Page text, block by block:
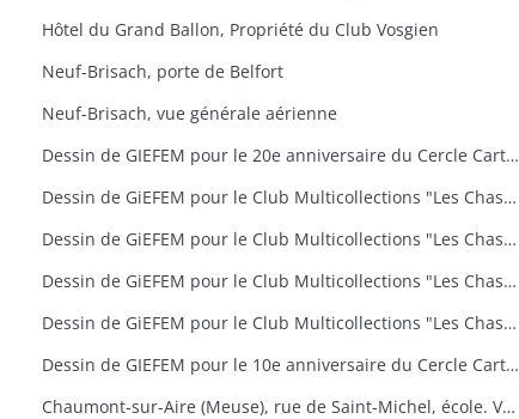
Hôtel du Grand Ballon, Propriété du Club Vosgien
Neuf-Brisach, porte de Belfort
Neuf-Brisach, vue générale aérienne
Dessin de GIEFEM pour le 20e anniversaire du Cercle Cartophile de Thann et de la Vallée de la Thur. 25-26 novembre 2006. carte n° 17
Dessin de GiEFEM pour le Club Multicollections "Les Chasseurs d'Images", Mulhouse. Carte n° 19 : "50 ans de carnaval à Mulhouse
Dessin de GiEFEM pour le Club Multicollections "Les Chasseurs d'Images", Mulhouse. Carte n° 20 : "L'univers de Tintin
Dessin de GiEFEM pour le Club Multicollections "Les Chasseurs d'Images", Mulhouse. Carte n° 17 : "Nounours a Cent ans
Dessin de GiEFEM pour le Club Multicollections "Les Chasseurs d'Images". Mulhouse. Carte n° 15
Dessin de GIEFEM pour le 10e anniversaire du Cercle Cartophile de Thann et de la Vallée de la Thur. Novembre 1997
Chaumont-sur-Aire (Meuse), rue de Saint-Michel, école. Vue d'une carte postale pour l'exposition de cartes postales anciennes (11 octobre 2009)